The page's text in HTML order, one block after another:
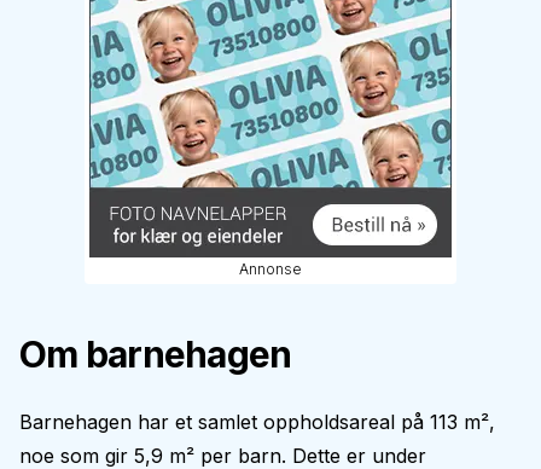
Annonse
Om barnehagen
Barnehagen har et samlet oppholdsareal på 113 m²,
noe som gir 5,9 m² per barn. Dette er under